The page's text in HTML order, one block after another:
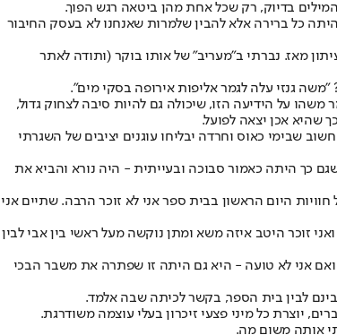
בדיוק, רק שכל אחת מהן ביטאה רגש הפוך.
כל ברירה אלא להבין שלמרות שאנחנו לא בעסק החיבור
קצת, אז הלכתי לעיתון מאז. נברתי ב"מעריב" של אותו בוקר (ותודה לאתר
גנזי עלה לגמר אליפות אירופה בסקי מים".
על הידיעה הזו, שיכולה גם להיות סיבה לצחוק גדול,
שבימי כאוס וחרדה יבליחו עוגנים יציבים של השגרתי
כך היתה כאמור סבוכה ובעייתית - היה נורא והביא את
היום הראשון בבית ספר אני לא זוכר הרבה. שתיים אני
זוכר היטב איזה משא ומתן נוקשה מעל ראשי בין אבי לבין
ואם אני לא טועה - היא גם היתה זו שפתרה את משבר הבכי
לבין בית הספר, בקשר לכיתה שבה אלמד.
יוצרת כל מיני פצעי זיכרון בעלי עוצמה משודרגת.
אותה משום מה.